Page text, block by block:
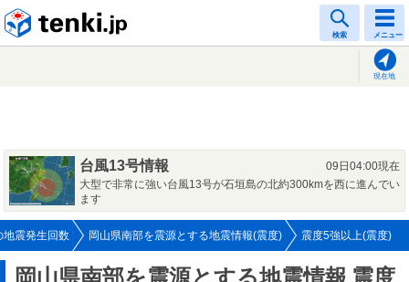
検索 メニュー
現在地
台風13号情報
09日04:00現在
大型で非常に強い台風13号が石垣島の北約300kmを西に進んでい
ます
地震発生回数 岡山県南部を震源とする地震情報(震度) 震度5強以上(震度)
岡山県南部を震源とする地震情報 震度